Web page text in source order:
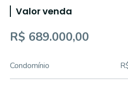
Valor venda
R$ 689.000,00
Condomínio